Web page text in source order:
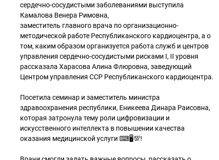
сердечно-сосудистыми заболеваниями выступила
Камалова Венера Римовна,
заместитель главного врача по организационно-
методической работе Республиканского кардиоцентра, а о
том, каким образом организуется работа служб и центров
управления сердечно-сосудистыми рисками I, II уровня
рассказала Харасова Алина Флюровна, заведующий
Центром управления ССР Республиканского кардиоцентра.
Посетила семинар и заместитель министра
здравоохранения республики, Еникеева Динара Раисовна,
которая затронула тему роли цифровизации и
искусственного интеллекта в повышении качества
оказания медицинской услуги ⌨🖥💯!